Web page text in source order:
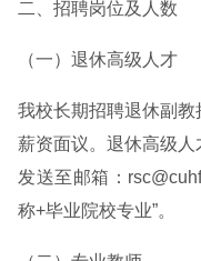
二、招聘岗位及人数
（一）退休高级人才
我校长期招聘退休副教
薪资面议。退休高级
发送至邮箱：
称+毕业院校专业”。